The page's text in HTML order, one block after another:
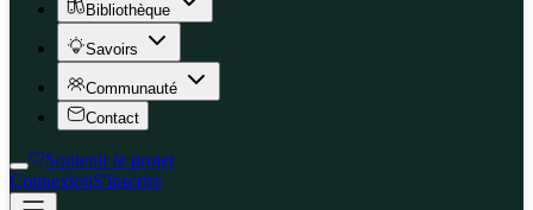
Bibliothèque
Savoirs
Communauté
Contact
Soutenir le projet
ConnexionS'inscrire